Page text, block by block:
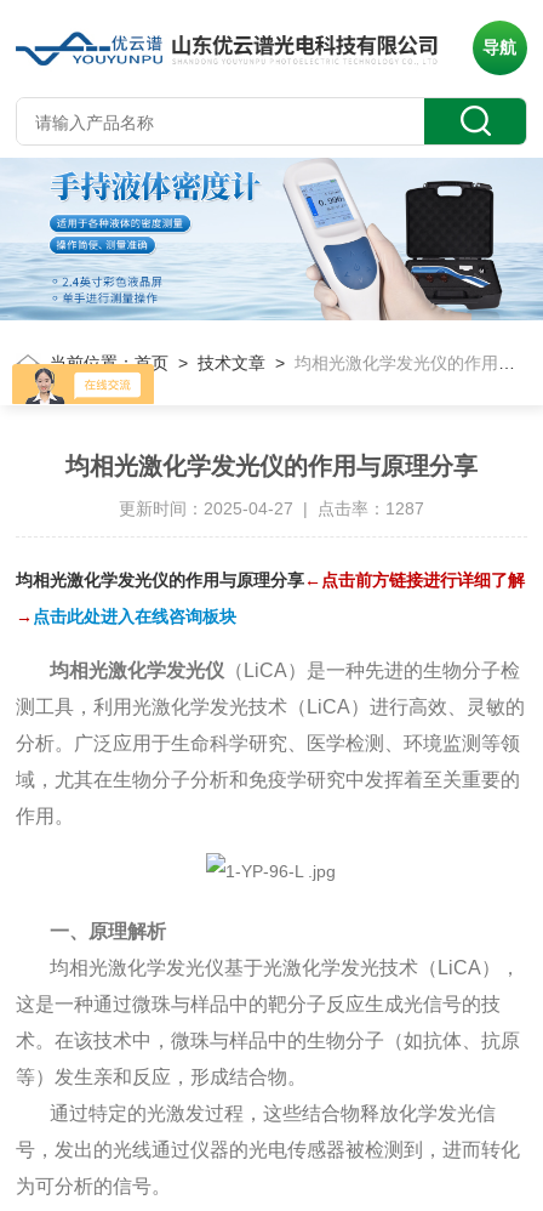
导航
当前位置：首页 >技术文章 >均相光激化学发光仪的作用与原理分享
均相光激化学发光仪的作用与原理分享
更新时间：2025-04-27 | 点击率：1287
均相光激化学发光仪的作用与原理分享←点击前方链接进行详细了解
→ 点击此处进入在线咨询板块
均相光激化学发光仪 （LiCA）是一种先进的生物分子检
测工具，利用光激化学发光技术（LiCA）进行高效、灵敏的
分析。广泛应用于生命科学研究、医学检测、环境监测等领
域，尤其在生物分子分析和免疫学研究中发挥着至关重要的
作用。
一、原理解析
均相光激化学发光仪基于光激化学发光技术（LiCA），
这是一种通过微珠与样品中的靶分子反应生成光信号的技
术。在该技术中，微珠与样品中的生物分子（如抗体、抗原
等）发生亲和反应，形成结合物。
通过特定的光激发过程，这些结合物释放化学发光信
号，发出的光线通过仪器的光电传感器被检测到，进而转化
为可分析的信号。